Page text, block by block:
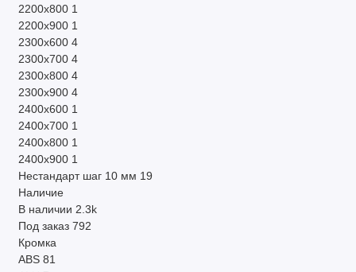
2200х800 1
2200х900 1
2300х600 4
2300х700 4
2300х800 4
2300х900 4
2400х600 1
2400х700 1
2400х800 1
2400х900 1
Нестандарт шаг 10 мм 19
Наличие
В наличии 2.3k
Под заказ 792
Кромка
ABS 81